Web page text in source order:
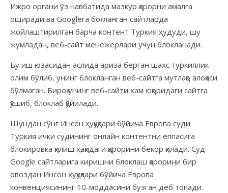
Ижро органи ўз навбатида мазкур қарорни амалга
оширади ва Googleга боғланган сайтларда
жойлаштирилган барча контент Туркия ҳудуди, шу
жумладан, веб-сайт менежерлари учун блокланади.
Бу иш юзасидан аслида ариза берган шахс туркиялик
олим бўлиб, унинг блокланган веб-сайтга мутлақо алоқаси
бўлмаган. Бироқ унинг веб-сайти ҳам юқоридаги сайтга
қўшиб, блоклаб қўйилади.
Шундан сўнг Инсон ҳуқуқлари бўйича Европа суди
Туркия ички судининг онлайн контентни ёппасига
блокировка қилиш ҳақидаги қарорини бекор қилади. Суд
Google сайтларига киришни блоклаш қарорини бир
овоздан Инсон ҳуқуқлари бўйича Европа
конвенциясининг 10-моддасини бузган деб топади.